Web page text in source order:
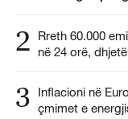
2
Rreth 60.000
në 24 orë,
3
Inflacioni në
çmimet e